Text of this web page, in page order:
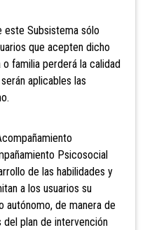
Subsistema sólo
que acepten dicho
familia perderá la calidad
aplicables las
Psicosocial
de las habilidades y
a los usuarios su
autónomo, de manera de
plan de intervención